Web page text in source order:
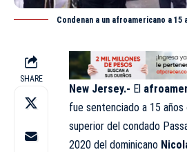
Condenan a un afroamericano a 15
SHARE
New Jersey.- El
fue sentenciado a 15
superior del condado
2020 del dominicano